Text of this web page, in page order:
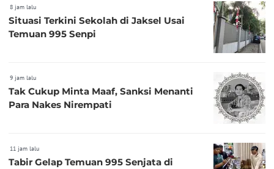
8 jam lalu
Situasi Terkini Sekolah di Jaksel Usai
Temuan 995 Senpi
9 jam lalu
Tak Cukup Minta Maaf, Sanksi Menanti
Para Nakes Nirempati
11 jam lalu
Tabir Gelap Temuan 995 Senjata di